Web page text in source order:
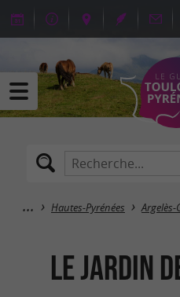
Hautes-Pyrénées Argelès-
LE JARDIN